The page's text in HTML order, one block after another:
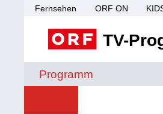
Fernsehen ORF ON
TV-
Programm